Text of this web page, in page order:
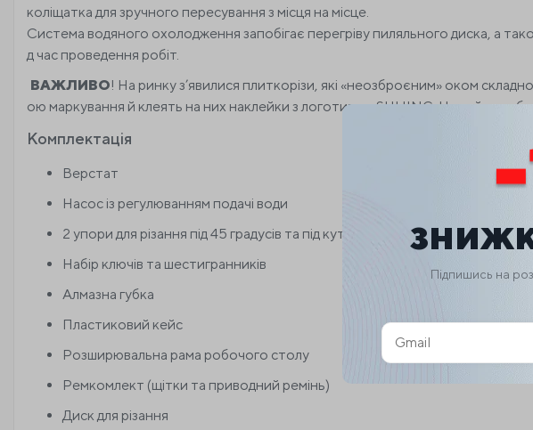
коліщатка для зручного пересування з місця на місце.
Система водяного охолодження запобігає перегріву пиляльного диска, а
д час проведення робіт.
ВАЖЛИВО! На ринку з’явилися плиткорізи, які «неозброєним» оком
ою маркування й клеять на них наклейки з логотипом SHIJING. Не дайте
Комплектація
Верстат
Насос із регулюванням подачі води
2 упори для різання під 45 градусів та під кутом
Набір ключів та шестигранників
Алмазна губка
Пластиковий кейс
Розширювальна рама робочого столу
Ремкомлект (щітки та приводний ремінь)
Диск для різання
Підпишись на